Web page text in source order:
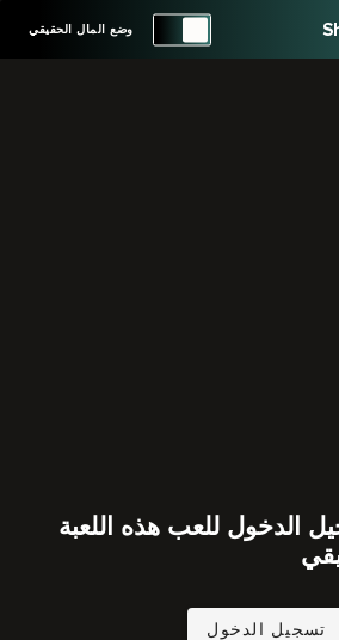
وضع المال الحقيقي
الدخول للعب هذه اللعبة
تسجيل الدخول